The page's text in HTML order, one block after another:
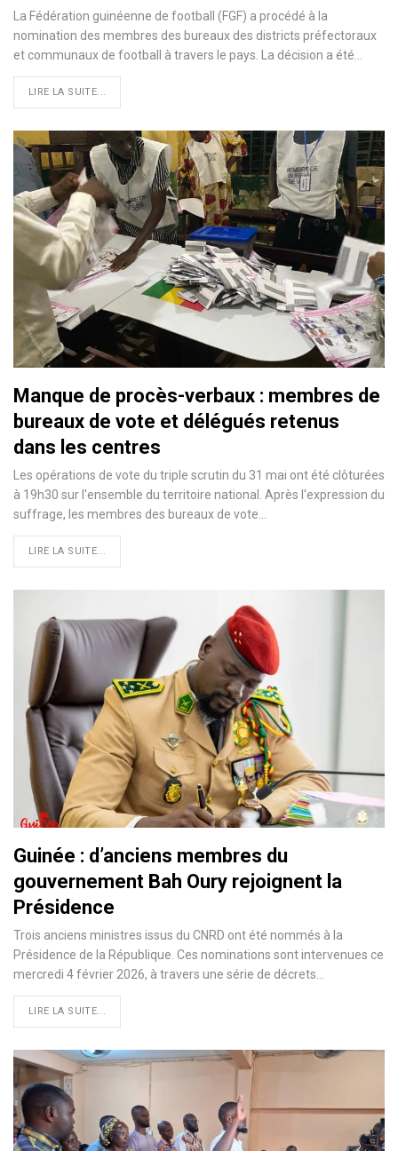
La Fédération guinéenne de football (FGF) a procédé à la
nomination des membres des bureaux des districts préfectoraux
et communaux de football à travers le pays. La décision a été…
LIRE LA SUITE...
Manque de procès-verbaux : membres de
bureaux de vote et délégués retenus
dans les centres
Les opérations de vote du triple scrutin du 31 mai ont été clôturées
à 19h30 sur l'ensemble du territoire national. Après l'expression du
suffrage, les membres des bureaux de vote…
LIRE LA SUITE...
Guinée : d’anciens membres du
gouvernement Bah Oury rejoignent la
Présidence
Trois anciens ministres issus du CNRD ont été nommés à la
Présidence de la République. Ces nominations sont intervenues ce
mercredi 4 février 2026, à travers une série de décrets…
LIRE LA SUITE...